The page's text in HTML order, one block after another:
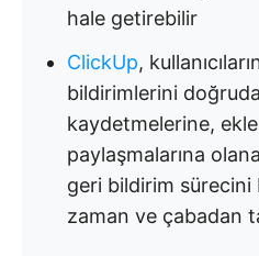
hale getirebilir
ClickUp,
bildirimlerini
kaydetmelerine,
paylaşmalarına
geri bildirim
zaman ve çabadan